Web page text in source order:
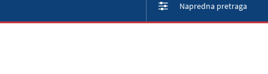
Napredna pretraga